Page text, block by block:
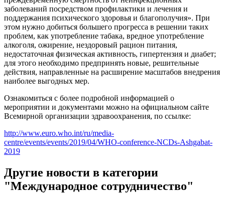
заболеваний посредством профилактики и лечения и
поддержания психического здоровья и благополучия». При
этом нужно добиться большего прогресса в решении таких
проблем, как употребление табака, вредное употребление
алкоголя, ожирение, нездоровый рацион питания,
недостаточная физическая активность, гипертензия и диабет;
для этого необходимо предпринять новые, решительные
действия, направленные на расширение масштабов внедрения
наиболее выгодных мер.
Ознакомиться с более подробной информацией о
мероприятии и документами можно на официальном сайте
Всемирной организации здравоохранения, по ссылке:
http://www.euro.who.int/ru/media-
centre/events/events/2019/04/WHO-conference-NCDs-Ashgabat-
2019
Другие новости в категории
"Международное сотрудничество"